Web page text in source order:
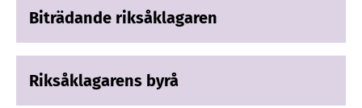
Biträdande riksåklagaren
Riksåklagarens byrå